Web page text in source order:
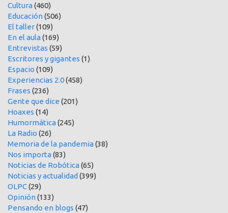
Cultura(460)
Educación(506)
El taller(109)
En el aula(169)
Entrevistas (59)
Escritores y gigantes (1)
Espacio (109)
Experiencias 2.0(458)
Frases (236)
Gente que dice (201)
Hoaxes (14)
Humormática(245)
La Radio (26)
Memoria de la pandemia(38)
Nos importa(83)
Noticias de Robótica(65)
Noticias y actualidad (399)
OLPC(29)
Opinión(133)
Pensando en blogs (47)